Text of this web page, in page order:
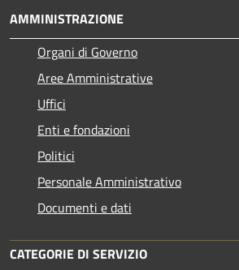
AMMINISTRAZIONE
Organi di Governo
Aree Amministrative
Uffici
Enti e fondazioni
Politici
Personale Amministrativo
Documenti e dati
CATEGORIE DI SERVIZIO